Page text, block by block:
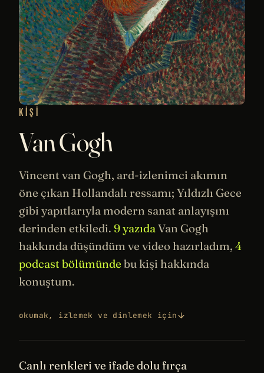
KIŞI
Van Gogh
Vincent van Gogh, ard-izlenimci akımın
öne çıkan Hollandalı ressamı; Yıldızlı Gece
gibi yapıtlarıyla modern sanat anlayışını
derinden etkiledi. 9 yazıda Van Gogh
hakkında düşündüm ve video hazırladım, 4
podcast bölümünde bu kişi hakkında
konuştum.
okumak, izlemek ve dinlemek için
Canlı renkleri ve ifade dolu fırça